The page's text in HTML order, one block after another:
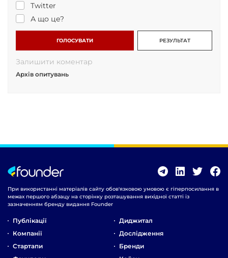
Twitter
А що це?
ГОЛОСУВАТИ РЕЗУЛЬТАТ
Залишити коментар
Архів опитувань
При використанні матеріалів сайту обов'язковою умовою є гіперпосилання в
межах першого абзацу на сторінку розташування вихідної статті із
зазначенням бренду видання Founder
Публікації
Компанії
Стартапи
Диджитал
Дослідження
Бренди